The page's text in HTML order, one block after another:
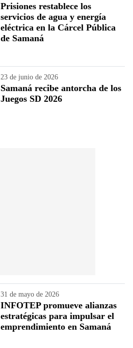
Prisiones restablece los
servicios de agua y energía
eléctrica en la Cárcel Pública
de Samaná
23 de junio de 2026
Samaná recibe antorcha de los
Juegos SD 2026
31 de mayo de 2026
INFOTEP promueve alianzas
estratégicas para impulsar el
emprendimiento en Samaná